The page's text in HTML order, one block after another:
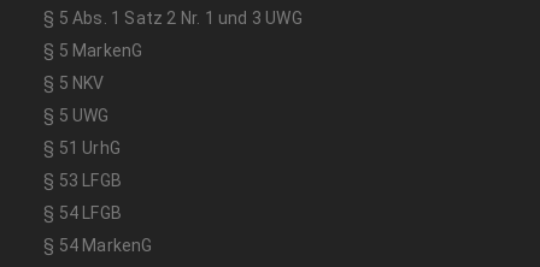
§ 5 Abs. 1 Satz 2 Nr. 1 und 3 UWG
§ 5 MarkenG
§ 5 NKV
§ 5 UWG
§ 51 UrhG
§ 53 LFGB
§ 54 LFGB
§ 54 MarkenG